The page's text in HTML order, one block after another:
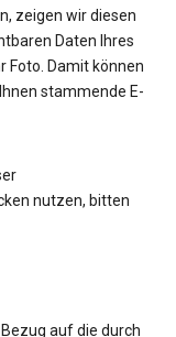
zeigen wir diesen
Daten Ihres
Foto. Damit können
stammende E-
nutzen, bitten
auf die durch